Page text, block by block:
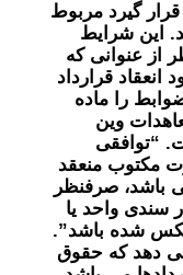
گیرد مربوط
این شرایط
از عنوانی که
قرارداد
را ماده
وین
است. “توافقی
مكتوب منعقد
باشد، صرفنظر
سندی واحد يا
شده باشد”.
دهد که حقوق